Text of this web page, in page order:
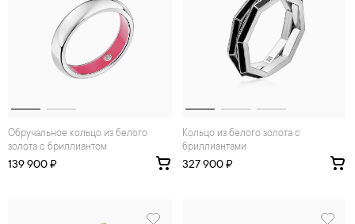
Обручальное кольцо из белого
золота с бриллиантом
139 900 ₽
Кольцо из белого золота с
бриллиантами
327 900 ₽